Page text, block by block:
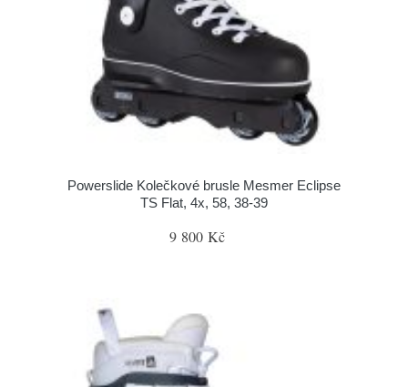
Powerslide Kolečkové brusle Mesmer Eclipse
TS Flat, 4x, 58, 38-39
9 800 Kč